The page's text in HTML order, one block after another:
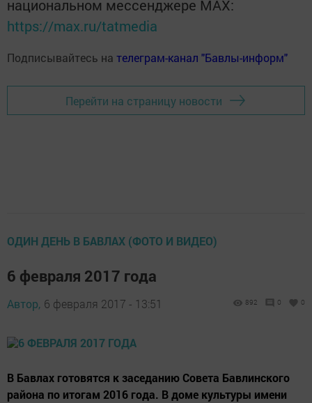
национальном мессенджере MАХ:
https://max.ru/tatmedia
Подписывайтесь на телеграм-канал "Бавлы-информ"
Перейти на страницу новости
ОДИН ДЕНЬ В БАВЛАХ (ФОТО И ВИДЕО)
6 февраля 2017 года
Автор, 6 февраля 2017 - 13:51 892 0 0
В Бавлах готовятся к заседанию Совета Бавлинского
района по итогам 2016 года. В доме культуры имени